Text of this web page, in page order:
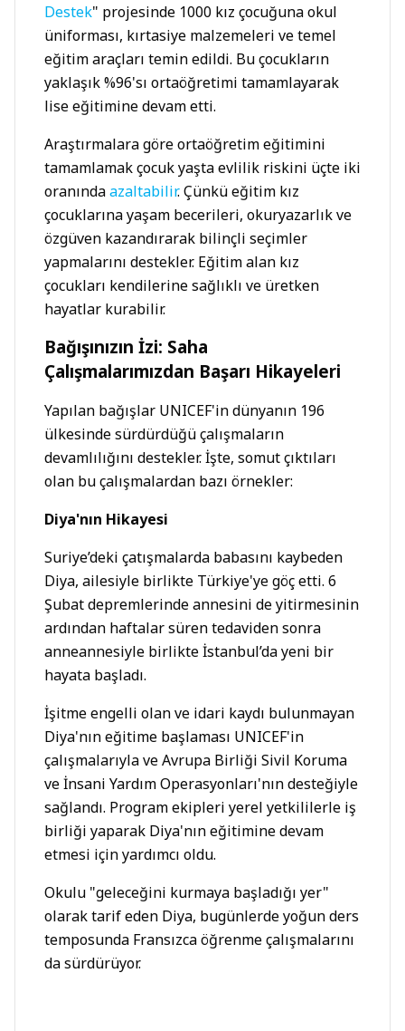
Destek" projesinde 1000 kız çocuğuna okul
üniforması, kırtasiye malzemeleri ve temel
eğitim araçları temin edildi. Bu çocukların
yaklaşık %96'sı ortaöğretimi tamamlayarak
lise eğitimine devam etti.
Araştırmalara göre ortaöğretim eğitimini
tamamlamak çocuk yaşta evlilik riskini üçte iki
oranındaazaltabilir. Çünkü eğitim kız
çocuklarına yaşam becerileri, okuryazarlık ve
özgüven kazandırarak bilinçli seçimler
yapmalarını destekler. Eğitim alan kız
çocukları kendilerine sağlıklı ve üretken
hayatlar kurabilir.
Bağışınızın İzi: Saha
Çalışmalarımızdan Başarı Hikayeleri
Yapılan bağışlar UNICEF'in dünyanın 196
ülkesinde sürdürdüğü çalışmaların
devamlılığını destekler. İşte, somut çıktıları
olan bu çalışmalardan bazı örnekler:
Diya'nın Hikayesi
Suriye’deki çatışmalarda babasını kaybeden
Diya, ailesiyle birlikte Türkiye'ye göç etti. 6
Şubat depremlerinde annesini de yitirmesinin
ardından haftalar süren tedaviden sonra
anneannesiyle birlikte İstanbul’da yeni bir
hayata başladı.
İşitme engelli olan ve idari kaydı bulunmayan
Diya'nın eğitime başlaması UNICEF'in
çalışmalarıyla ve Avrupa Birliği Sivil Koruma
ve İnsani Yardım Operasyonları'nın desteğiyle
sağlandı. Program ekipleri yerel yetkililerle iş
birliği yaparak Diya'nın eğitimine devam
etmesi için yardımcı oldu.
Okulu "geleceğini kurmaya başladığı yer"
olarak tarif eden Diya, bugünlerde yoğun ders
temposunda Fransızca öğrenme çalışmalarını
da sürdürüyor.